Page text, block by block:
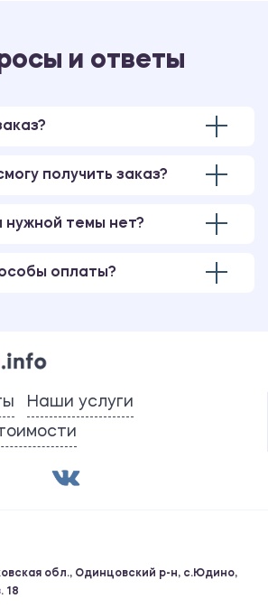
и ответы
получить заказ?
нужной темы нет?
оплаты?
Наши услуги
обл., Одинцовский р-н, с.Юдино,
18